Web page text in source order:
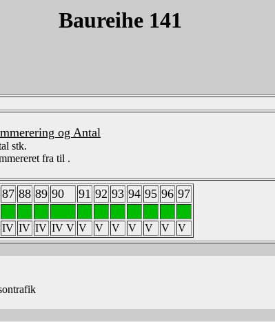
Baureihe 141
og Antal
stk.
fra til .
87 88 89 90 91 92 93 94 95 96 97
IV IV IV IV V V V V V V V V